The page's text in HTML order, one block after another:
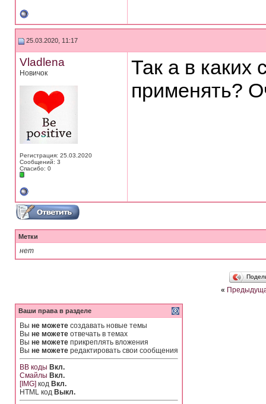
25.03.2020, 11:17
Vladlena
Новичок
Регистрация: 25.03.2020
Сообщений: 3
Спасибо: 0
Так а в каких
применять?
Метки
нет
«
Ваши права в разделе
Вы не можете создавать новые темы
Вы не можете отвечать в темах
Вы не можете прикреплять вложения
Вы не можете редактировать свои сообщения
BB коды Вкл.
Смайлы Вкл.
[IMG] код Вкл.
HTML код Выкл.